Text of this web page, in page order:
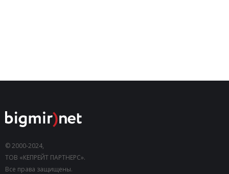
© 2000-2024,
ТОВ «КЕПРЕЙТ ПАРТНЕРС».
Все права защищены.